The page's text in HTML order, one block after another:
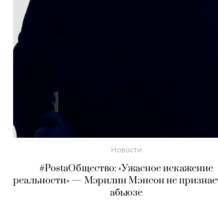
Новости
#PostaОбщество: «Ужасное искажение
реальности» — Мэрилин Мэнсон не
абьюзе